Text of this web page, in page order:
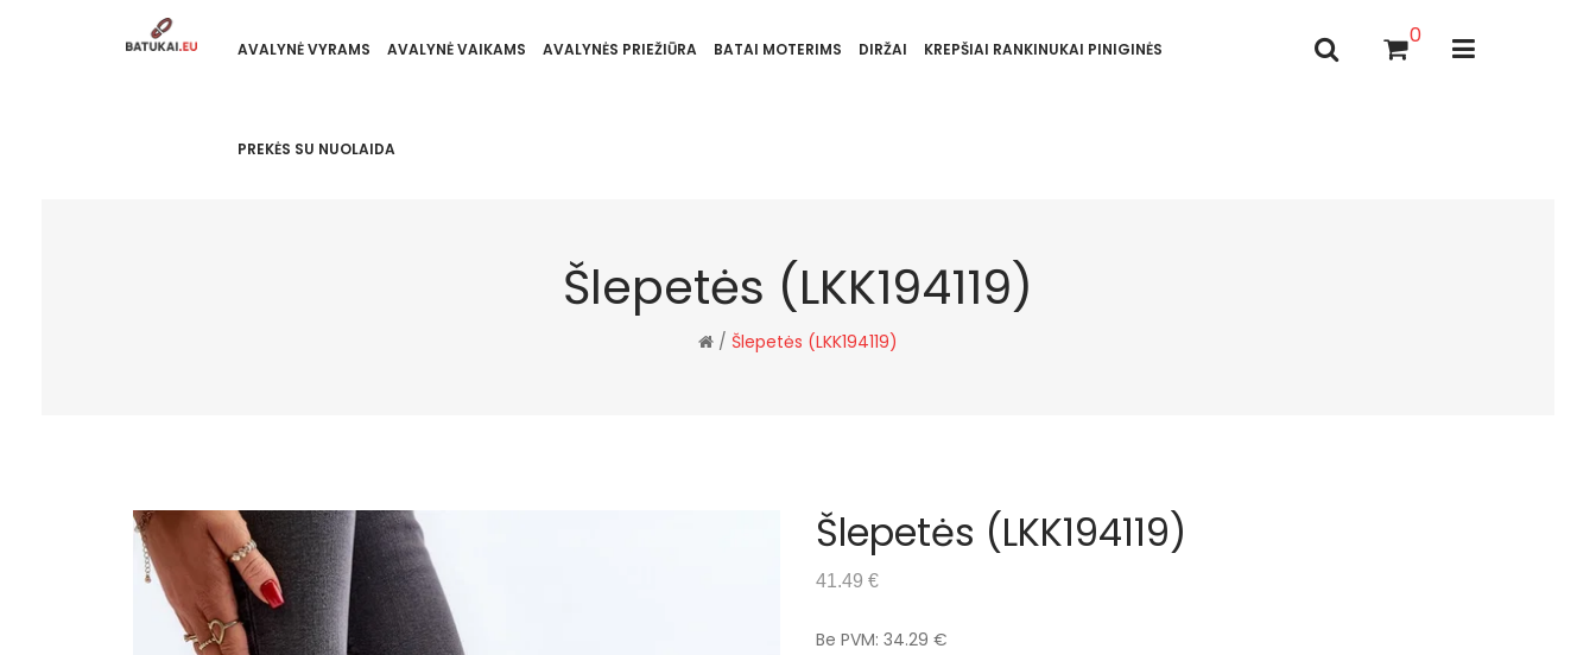
AVALYNĖ VYRAMS AVALYNĖ VAIKAMS AVALYNĖS PRIEŽIŪRA BATAI MOTERIMS DIRŽAI KREPŠIAI RANKINUKAI PINIGINĖS
PREKĖS SU NUOLAIDA
0
Šlepetės (LKK194119)
/ Šlepetės (LKK194119)
Šlepetės (LKK194119)
41.49 €
Be PVM: 34.29 €